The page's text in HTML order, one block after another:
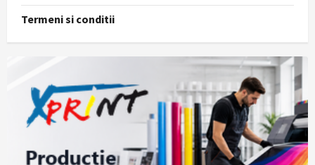
Termeni si conditii